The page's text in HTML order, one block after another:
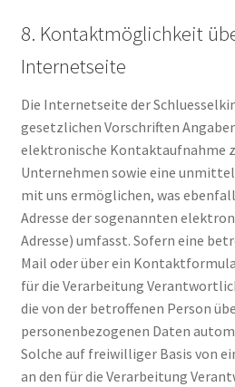
8. Kontaktmöglichkeit
Internetseite
Die Internetseite der
gesetzlichen Vorschriften
elektronische Kontaktaufnahme
Unternehmen sowie eine
mit uns ermöglichen, was
Adresse der sogenannten
Adresse) umfasst. Sofern eine
Mail oder über ein
für die Verarbeitung
die von der betroffenen Person
personenbezogenen Daten
Solche auf freiwilliger Basis von
an den für die Verarbeitung